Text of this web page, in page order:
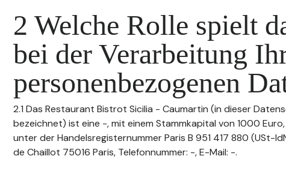
2 Welche Rolle spielt
bei der Verarbeitung
personenbezogenen
2.1 Das Restaurant Bistrot Sicilia - Caumartin (in dieser
bezeichnet) ist eine -, mit einem Stammkapital von 1000
unter der Handelsregisternummer Paris B 951 417 880 (USt-
de Chaillot 75016 Paris, Telefonnummer: -, E-Mail: -.